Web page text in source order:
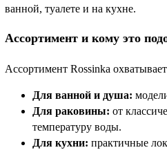
ванной, туалете и на кухне.
Ассортимент и кому это
Ассортимент Rossinka
Для ванной и душа:
Для раковины: от
температуру воды.
Для кухни: практичные